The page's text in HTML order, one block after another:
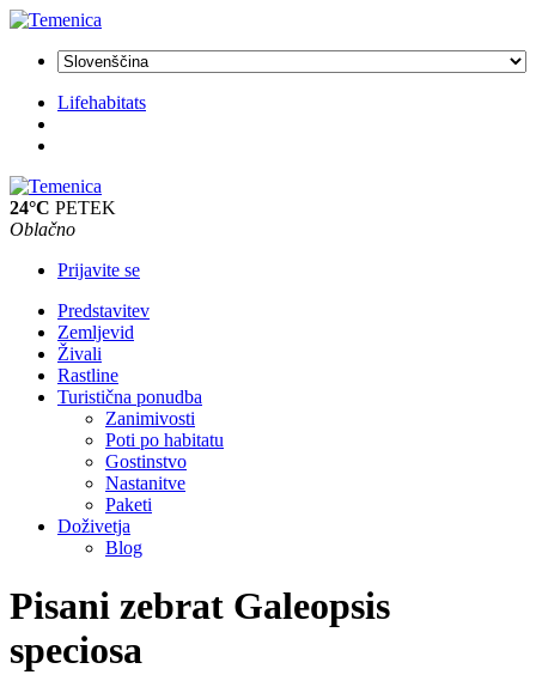
Lifehabitats
24°C PETEK
Oblačno
Prijavite se
Predstavitev
Zemljevid
Živali
Rastline
Turistična ponudba
Zanimivosti
Poti po habitatu
Gostinstvo
Nastanitve
Paketi
Doživetja
Blog
Pisani zebrat Galeopsis
speciosa